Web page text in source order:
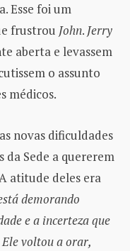
Esse foi um
frustrou John. Jerry
aberta e levassem
o assunto
médicos.
novas dificuldades
Sede a quererem
atitude deles era
demorando
e a incerteza que
voltou a orar,